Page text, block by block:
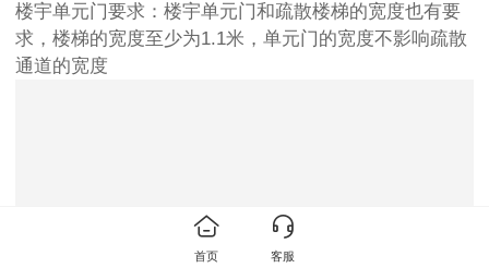
楼宇单元门要求：楼宇单元门和疏散楼梯的宽度也有要
求，楼梯的宽度至少为1.1米，单元门的宽度不影响疏散
通道的宽度
首页 客服